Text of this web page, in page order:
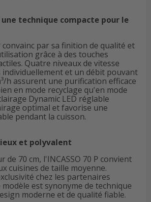
: une technique compacte pour le
convainc par sa finition de qualité et
grâce à des touches
Quatre niveaux de vitesse
individuellement et un débit pouvant
h assurent une purification efficace
en mode recyclage qu'en mode
Dynamic LED réglable
optimal et favorise une
pendant la cuisson.
et polyvalent
de 70 cm, l'INCASSO 70 P convient
cuisines de taille moyenne.
chez les partenaires
est synonyme de technique
moderne et de qualité fiable.